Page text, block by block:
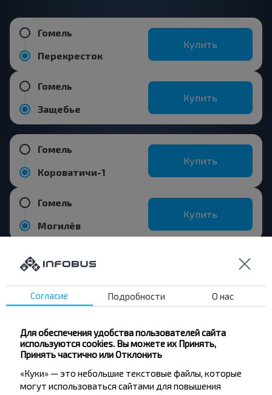
Гомель
Перекресток
Купить
Гомель
Защебье
Купить
Гомель
Короватичи-1
Купить
Гомель
Могилёв
Купить
Хотите
путешествовать
дешевле?
Не пропусти специальные акции, скидки и
другие интересные предложения INFOBUS.
Согласие Подробности О нас
Для обеспечения удобства пользователей сайта
используются cookies. Вы можете их Принять,
Принять частично или Отклонить
«Куки» — это небольшие текстовые файлы, которые
могут использоваться сайтами для повышения